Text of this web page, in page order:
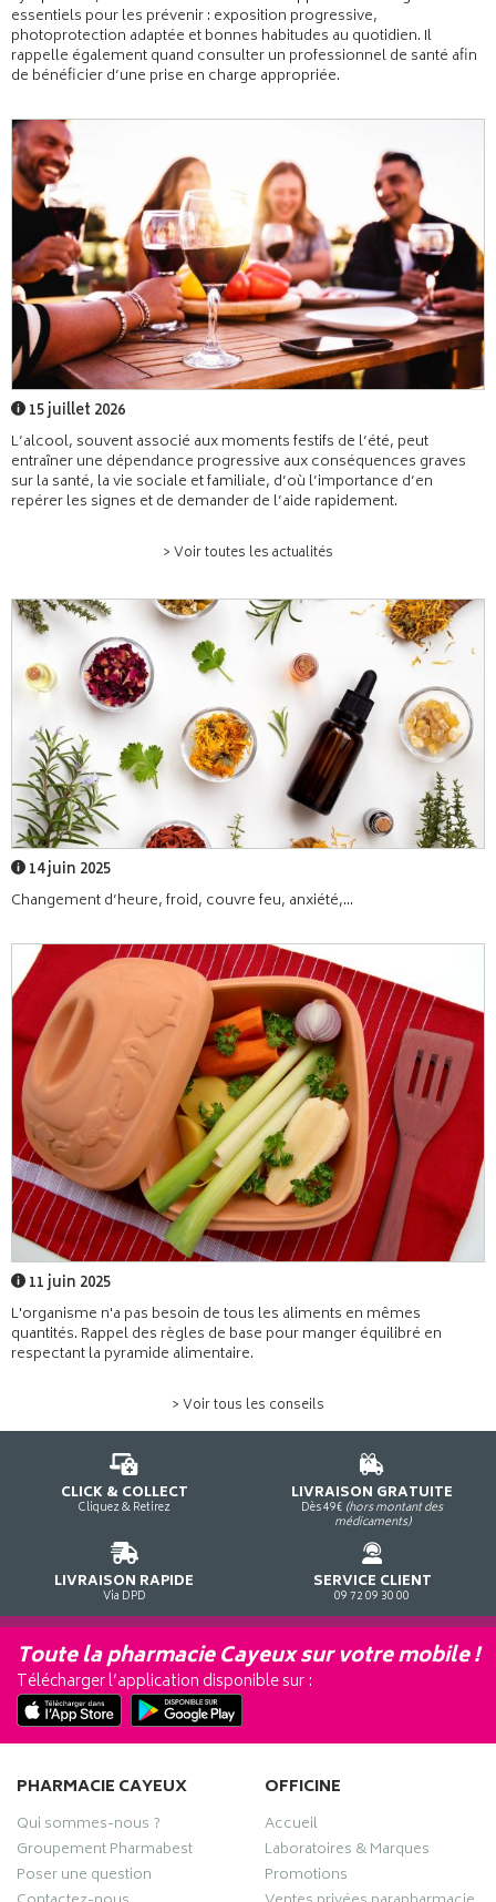
essentiels pour les prévenir : exposition progressive,
photoprotection adaptée et bonnes habitudes au quotidien. Il
rappelle également quand consulter un professionnel de santé afin
de bénéficier d’une prise en charge appropriée.
15 juillet 2026
L’alcool, souvent associé aux moments festifs de l’été, peut
entraîner une dépendance progressive aux conséquences graves
sur la santé, la vie sociale et familiale, d’où l’importance d’en
repérer les signes et de demander de l’aide rapidement.
> Voir toutes les actualités
14 juin 2025
Changement d’heure, froid, couvre feu, anxiété,...
11 juin 2025
L'organisme n'a pas besoin de tous les aliments en mêmes
quantités. Rappel des règles de base pour manger équilibré en
respectant la pyramide alimentaire.
> Voir tous les conseils
CLICK & COLLECT
Cliquez & Retirez
LIVRAISON GRATUITE
Dès 49€ (hors montant des
médicaments)
LIVRAISON RAPIDE
Via DPD
SERVICE CLIENT
09 72 09 30 00
Toute la pharmacie Cayeux sur votre mobile !
Télécharger l’application disponible sur :
PHARMACIE CAYEUX
Qui sommes-nous ?
Groupement Pharmabest
Poser une question
OFFICINE
Accueil
Laboratoires & Marques
Promotions